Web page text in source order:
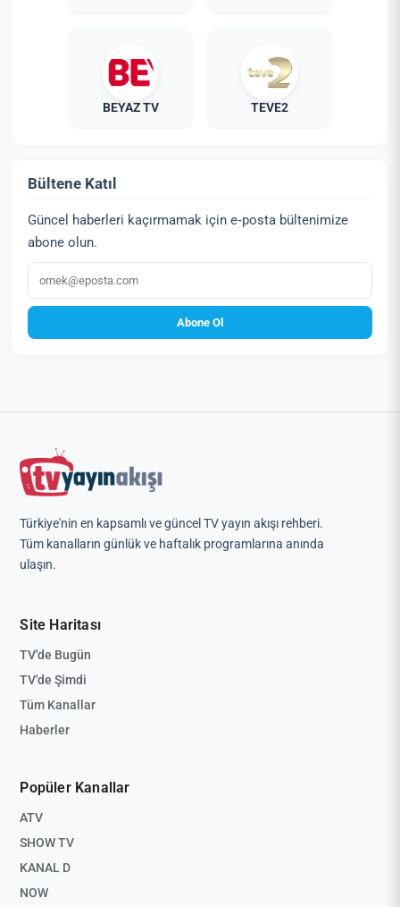
BEYAZ TV TEVE2
Bültene Katıl
Güncel haberleri kaçırmamak için e‑posta bültenimize
abone olun.
E‑posta
Abone Ol
Türkiye'nin en kapsamlı ve güncel TV yayın akışı rehberi.
Tüm kanalların günlük ve haftalık programlarına anında
ulaşın.
Site Haritası
TV'de Bugün
TV'de Şimdi
Tüm Kanallar
Haberler
Popüler Kanallar
ATV
SHOW TV
KANAL D
NOW